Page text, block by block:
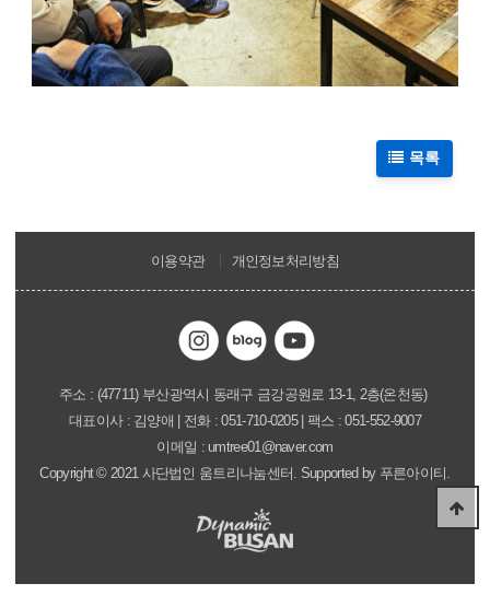
목록
이용약관 개인정보처리방침
주소 : (47711) 부산광역시 동래구 금강공원로 13-1, 2층(온천동)
대표이사 : 김양애 | 전화 : 051-710-0205 | 팩스 : 051-552-9007
이메일 : umtree01@naver.com
Copyright©2021 사단법인 움트리나눔센터. Supported by 푸른아이티.